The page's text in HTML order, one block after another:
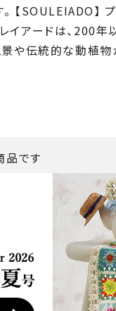
【SOULEIADO】
イアードは、200
景や伝統的な動植
品です